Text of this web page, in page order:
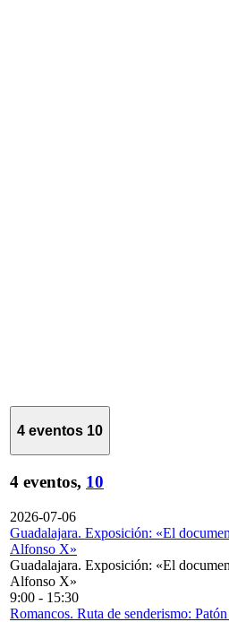
4 eventos 10
4 eventos, 10
2026-07-06
Guadalajara. Exposición: «El
Alfonso X»
Guadalajara. Exposición: «El
Alfonso X»
9:00 - 15:30
Romancos. Ruta de senderismo: